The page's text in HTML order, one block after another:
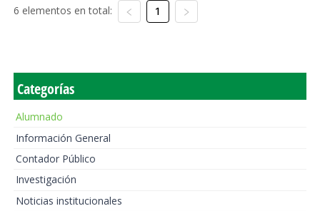
6 elementos en total: 1
Categorías
Alumnado
Información General
Contador Público
Investigación
Noticias institucionales